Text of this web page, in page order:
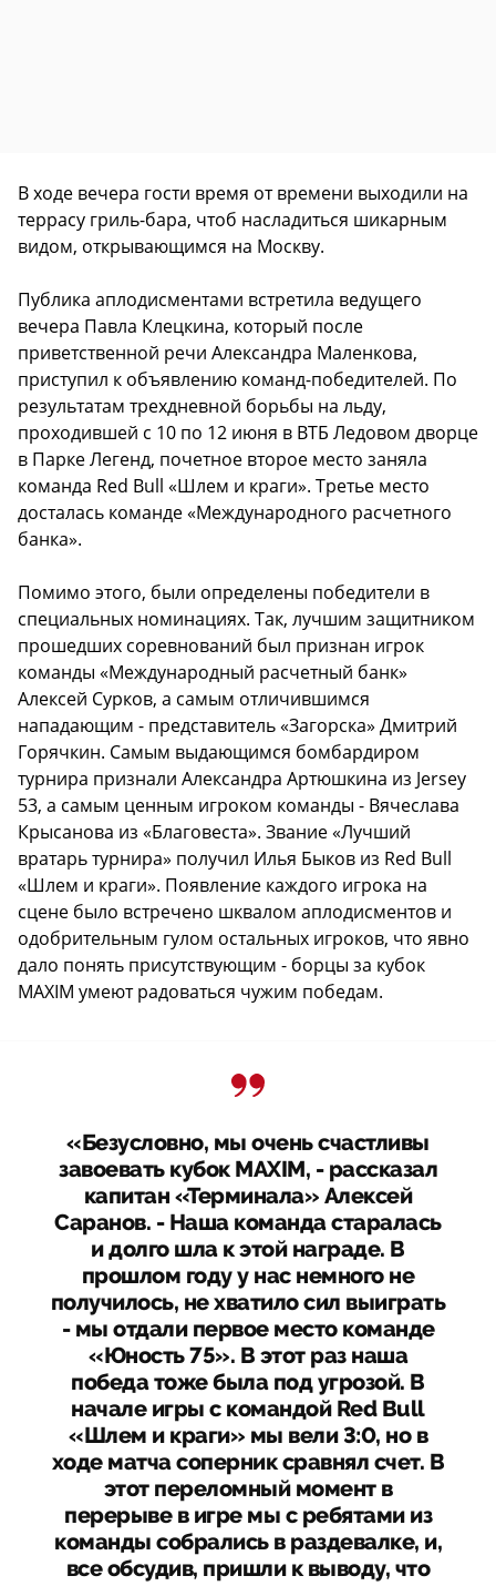
В ходе вечера гости время от времени выходили на
террасу гриль-бара, чтоб насладиться шикарным
видом, открывающимся на Москву.
Публика аплодисментами встретила ведущего
вечера Павла Клецкина, который после
приветственной речи Александра Маленкова,
приступил к объявлению команд-победителей. По
результатам трехдневной борьбы на льду,
проходившей с 10 по 12 июня в ВТБ Ледовом дворце
в Парке Легенд, почетное второе место заняла
команда Red Bull «Шлем и краги». Третье место
досталась команде «Международного расчетного
банка».
Помимо этого, были определены победители в
специальных номинациях. Так, лучшим защитником
прошедших соревнований был признан игрок
команды «Международный расчетный банк»
Алексей Сурков, а самым отличившимся
нападающим - представитель «Загорска» Дмитрий
Горячкин. Самым выдающимся бомбардиром
турнира признали Александра Артюшкина из Jersey
53, а самым ценным игроком команды - Вячеслава
Крысанова из «Благовеста». Звание «Лучший
вратарь турнира» получил Илья Быков из Red Bull
«Шлем и краги». Появление каждого игрока на
сцене было встречено шквалом аплодисментов и
одобрительным гулом остальных игроков, что явно
дало понять присутствующим - борцы за кубок
MAXIM умеют радоваться чужим победам.
«Безусловно, мы очень счастливы
завоевать кубок MAXIM, - рассказал
капитан «Терминала» Алексей
Саранов. - Наша команда старалась
и долго шла к этой награде. В
прошлом году у нас немного не
получилось, не хватило сил выиграть
- мы отдали первое место команде
«Юность 75». В этот раз наша
победа тоже была под угрозой. В
начале игры с командой Red Bull
«Шлем и краги» мы вели 3:0, но в
ходе матча соперник сравнял счет. В
этот переломный момент в
перерыве в игре мы с ребятами из
команды собрались в раздевалке, и,
все обсудив, пришли к выводу, что